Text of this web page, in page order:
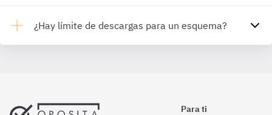
¿Hay límite de descargas para un esquema?
Para ti